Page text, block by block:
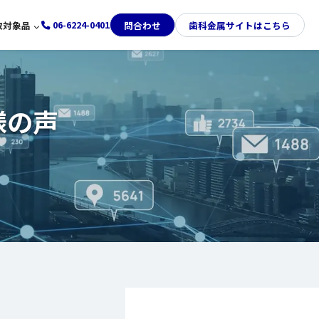
査定
象品
ド時計買取
取
金貨買取
06-6224-0401 問合わせ 歯科金属サイトはこちら
声